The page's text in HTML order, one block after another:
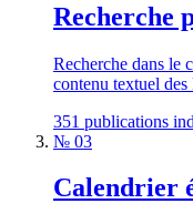
Recherche
Recherche dans le
contenu textuel des
351 publications
№ 03
Calendrier